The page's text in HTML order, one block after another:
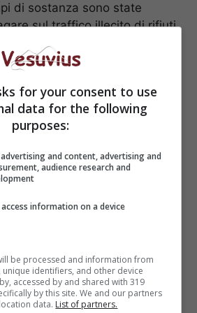
di sostanza sono state
sul traffico illecito di rifiuti
casalesi sono gli agenti
di Casal di Principe,
Catello Maresca.
for your consent to use
data for the following
purposes:
and content, advertising and
audience research and
information on a device
be processed and information from
identifiers, and other device
accessed by and shared with 319
by this site. We and our partners
data. List of partners.